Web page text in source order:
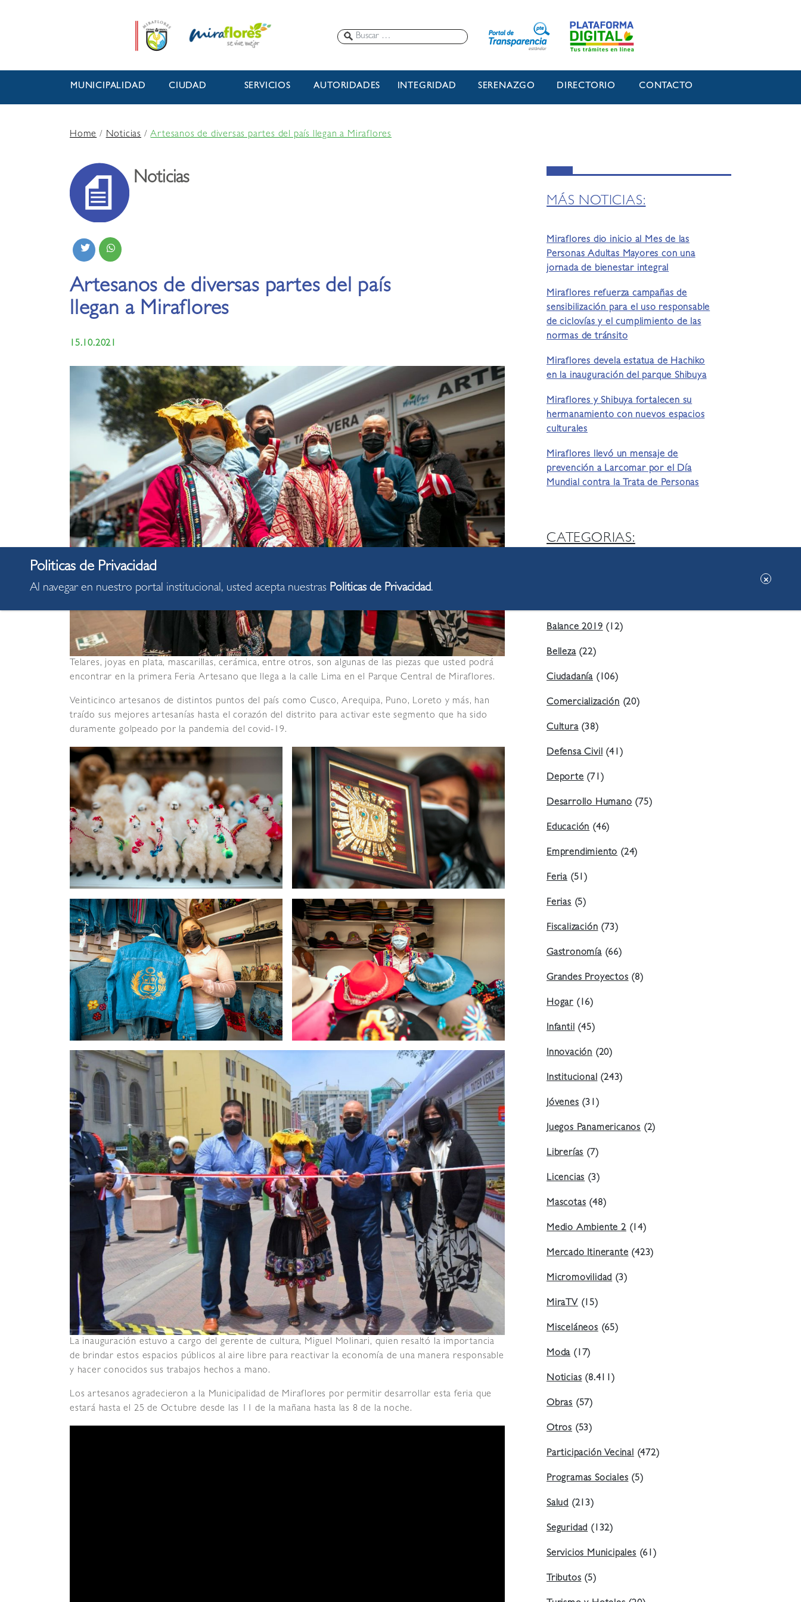
MUNICIPALIDAD CIUDAD SERVICIOS AUTORIDADES INTEGRIDAD SERENAZGO DIRECTORIO CONTACTO
Home/Noticias /Artesanos de diversas partes del país llegan a Miraflores
Noticias
Artesanos de diversas partes del país
llegan a Miraflores
15.10.2021
Telares, joyas en plata, mascarillas, cerámica, entre otros, son algunas de las piezas que usted podrá
encontrar en la primera Feria Artesano que llega a la calle Lima en el Parque Central de Miraflores.
Veinticinco artesanos de distintos puntos del país como Cusco, Arequipa, Puno, Loreto y más, han
traído sus mejores artesanías hasta el corazón del distrito para activar este segmento que ha sido
duramente golpeado por la pandemia del covid-19.
La inauguración estuvo a cargo del gerente de cultura, Miguel Molinari, quien resaltó la importancia
de brindar estos espacios públicos al aire libre para reactivar la economía de una manera responsable
y hacer conocidos sus trabajos hechos a mano.
Los artesanos agradecieron a la Municipalidad de Miraflores por permitir desarrollar esta feria que
estará hasta el 25 de Octubre desde las 11 de la mañana hasta las 8 de la noche.
MÁS NOTICIAS:
Miraflores dio inicio al Mes de las
Personas Adultas Mayores con una
jornada de bienestar integral
Miraflores refuerza campañas de
sensibilización para el uso responsable
de ciclovías y el cumplimiento de las
normas de tránsito
Miraflores devela estatua de Hachiko
en la inauguración del parque Shibuya
Miraflores y Shibuya fortalecen su
hermanamiento con nuevos espacios
culturales
Miraflores llevó un mensaje de
prevención a Larcomar por el Día
Mundial contra la Trata de Personas
CATEGORIAS:
Balance 2019(12)
Belleza(22)
Ciudadanía (106)
Comercialización(20)
Cultura(38)
Defensa Civil(41)
Deporte(71)
Desarrollo Humano(75)
Educación(46)
Emprendimiento(24)
Feria (51)
Ferias(5)
Fiscalización(73)
Gastronomía(66)
Grandes Proyectos(8)
Hogar (16)
Infantil(45)
Innovación (20)
Institucional(243)
Jóvenes(31)
Juegos Panamericanos (2)
Librerías(7)
Licencias(3)
Mascotas(48)
Medio Ambiente 2(14)
Mercado Itinerante(423)
Micromovilidad(3)
MiraTV(15)
Misceláneos(65)
Moda(17)
Noticias(8.411)
Obras (57)
Otros (53)
Participación Vecinal(472)
Programas Sociales(5)
Salud (213)
Seguridad(132)
Servicios Municipales(61)
Tributos(5)
Al navegar en nuestro portal institucional, usted acepta nuestras Politicas de Privacidad.